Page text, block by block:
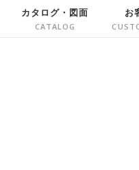
カタログ・図面 お